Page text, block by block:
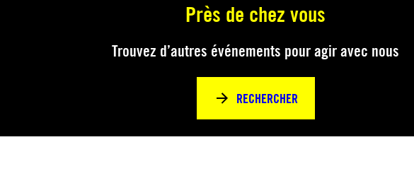
Près de chez vous
Trouvez d’autres événements pour agir avec nous
RECHERCHER